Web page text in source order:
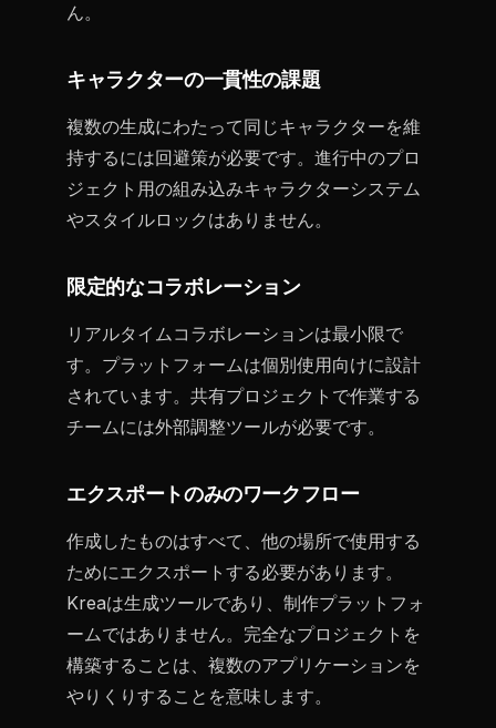
ん。
キャラクターの一貫性の課題
複数の生成にわたって同じキャラクターを維
持するには回避策が必要です。進行中のプロ
ジェクト用の組み込みキャラクターシステム
やスタイルロックはありません。
限定的なコラボレーション
リアルタイムコラボレーションは最小限で
す。プラットフォームは個別使用向けに設計
されています。共有プロジェクトで作業する
チームには外部調整ツールが必要です。
エクスポートのみのワークフロー
作成したものはすべて、他の場所で使用する
ためにエクスポートする必要があります。
Kreaは生成ツールであり、制作プラットフォ
ームではありません。完全なプロジェクトを
構築することは、複数のアプリケーションを
やりくりすることを意味します。